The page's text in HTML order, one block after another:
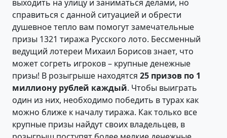
выходить на улицу и заниматься делами, но
справиться с данной ситуацией и обрести
душевное тепло вам помогут замечательные
призы 1321 тиража Русского лото. Бессменный
ведущий лотереи Михаил Борисов знает, что
может согреть игроков – крупные денежные
призы! В розыгрыше находятся 25 призов по 1
миллиону рублей каждый. Чтобы выиграть
один из них, необходимо победить в турах как
можно ближе к началу тиража. Как только все
крупные призы найдут своих владельцев, в